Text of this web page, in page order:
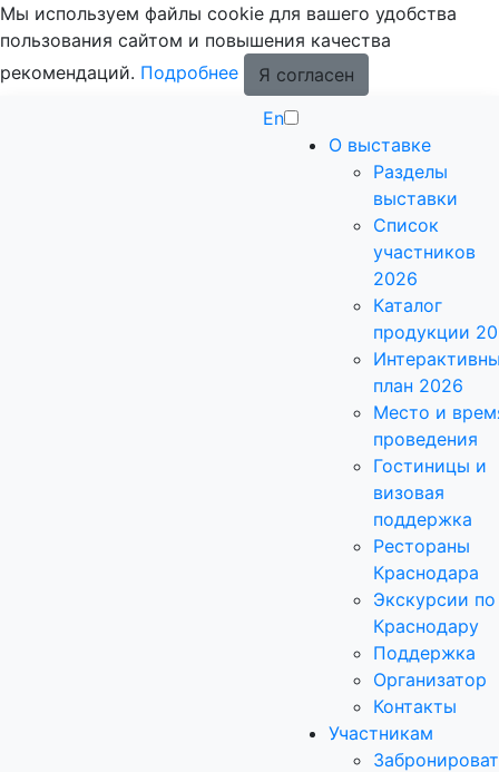
Мы используем файлы cookie для вашего удобства
пользования сайтом и повышения качества
рекомендаций. Подробнее
Я согласен
En
О выставке
Разделы
выставки
Список
участников
2026
Каталог
продукции
план 2026
Место и
проведения
Гостиницы и
визовая
поддержка
Рестораны
Краснодара
Экскурсии по
Краснодару
Поддержка
Организатор
Контакты
Участникам